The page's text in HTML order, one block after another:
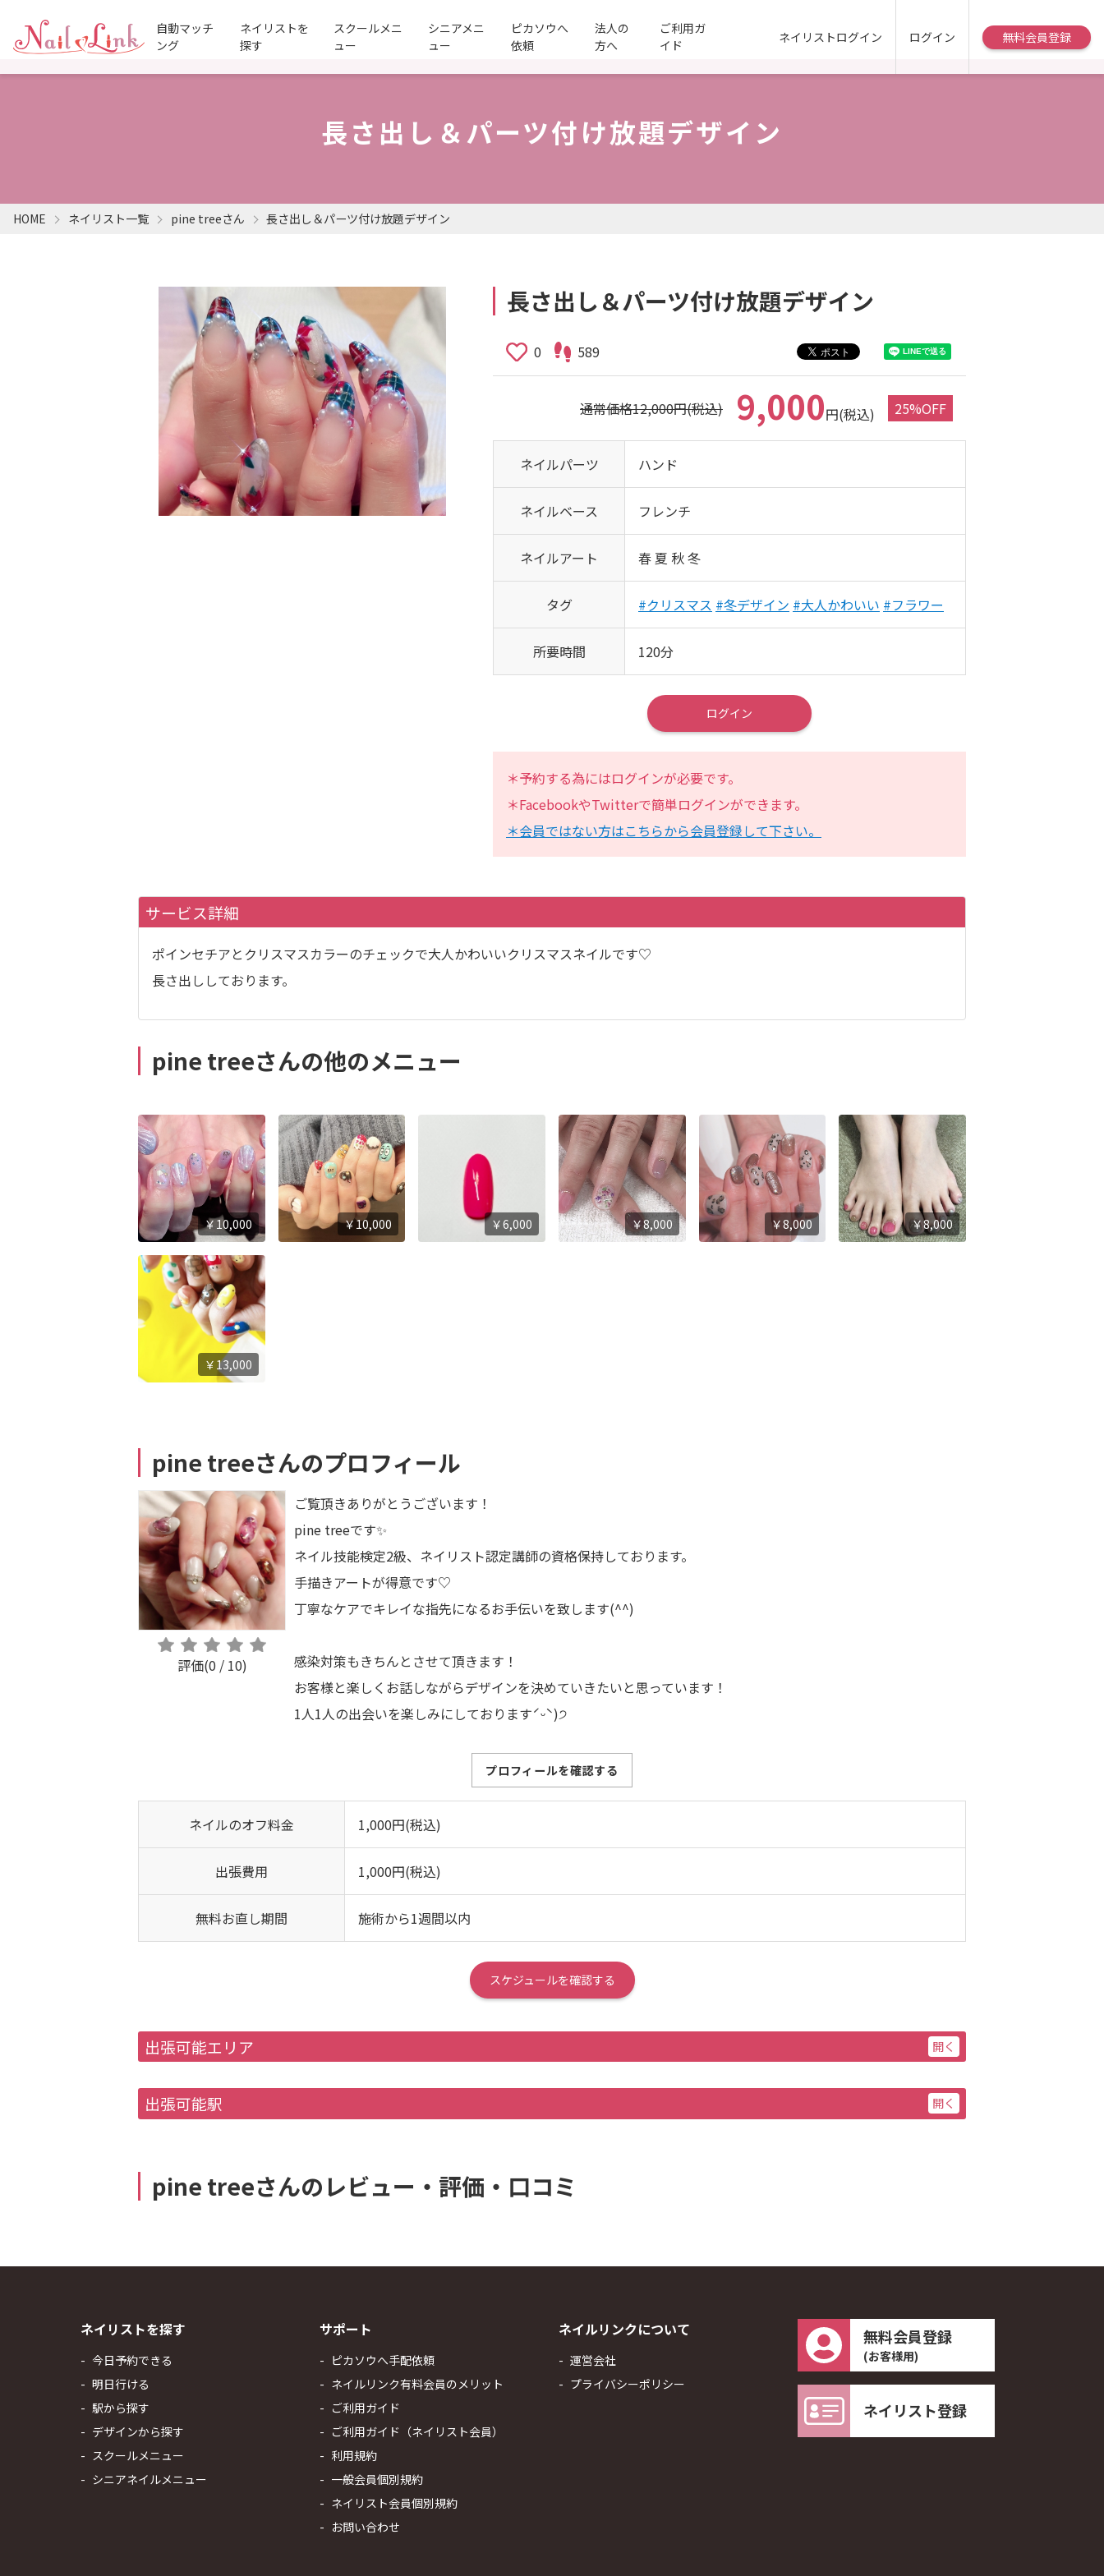
自動マッチ
ング
ネイリストを
探す
スクールメニ
ュー
シニアメニ
ュー
ピカソウへ
依頼
法人の
方へ
ご利用ガ
イド
ネイリストログイン ログイン 無料会員登録
長さ出し＆パーツ付け放題デザイン
HOME ネイリスト一覧 pine treeさん 長さ出し＆パーツ付け放題デザイン
長さ出し＆パーツ付け放題デザイン
0 589
通常価格12,000円(税込) 9,000円(税込) 25%OFF
ネイルパーツ ハンド
ネイルベース フレンチ
ネイルアート 春 夏 秋 冬
タグ #クリスマス #冬デザイン #大人かわいい #フラワー
所要時間 120分
ログイン
＊予約する為にはログインが必要です。
＊FacebookやTwitterで簡単ログインができます。
＊会員ではない方はこちらから会員登録して下さい。
サービス詳細
ポインセチアとクリスマスカラーのチェックで大人かわいいクリスマスネイルです♡
長さ出ししております。
pine treeさんの他のメニュー
￥10,000 ￥10,000 ￥6,000 ￥8,000 ￥8,000 ￥8,000
￥13,000
pine treeさんのプロフィール
評価(0 / 10)
ご覧頂きありがとうございます！
pine treeです✨
ネイル技能検定2級、ネイリスト認定講師の資格保持しております。
手描きアートが得意です♡
丁寧なケアでキレイな指先になるお手伝いを致します(^^)
感染対策もきちんとさせて頂きます！
お客様と楽しくお話しながらデザインを決めていきたいと思っています！
1人1人の出会いを楽しみにしておりますˊᵕˋ)੭
プロフィールを確認する
ネイルのオフ料金 1,000円(税込)
出張費用 1,000円(税込)
無料お直し期間 施術から1週間以内
スケジュールを確認する
出張可能エリア
出張可能駅
pine treeさんのレビュー・評価・口コミ
ネイリストを探す
今日予約できる
明日行ける
駅から探す
デザインから探す
スクールメニュー
シニアネイルメニュー
サポート
ピカソウへ手配依頼
ネイルリンク有料会員のメリット
ご利用ガイド
ご利用ガイド（ネイリスト会員）
利用規約
一般会員個別規約
ネイリスト会員個別規約
お問い合わせ
ネイルリンクについて
運営会社
プライバシーポリシー
無料会員登録
(お客様用)
ネイリスト登録